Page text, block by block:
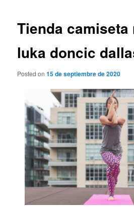
Tienda camiseta
luka doncic
Posted on15 de septiembre de 2020